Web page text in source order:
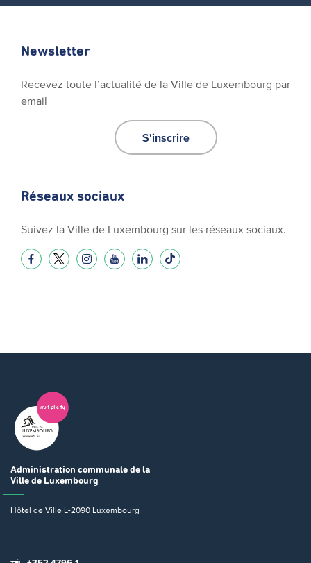
Newsletter
Recevez toute l’actualité de la Ville de Luxembourg par
email
S'inscrire
Réseaux sociaux
Suivez la Ville de Luxembourg sur les réseaux sociaux.
Administration communale de la
Ville de Luxembourg
Hôtel de Ville L-2090 Luxembourg